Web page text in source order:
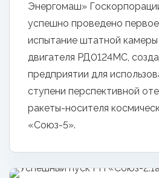
Энергомаш»
успешно проведено
испытание штатной камеры
двигателя РД0124МС,
предприятии для
ступени перспективной
ракеты-носителя
«Союз-5».